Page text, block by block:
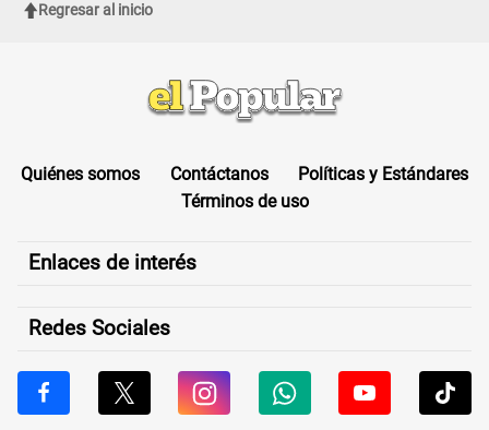
Regresar al inicio
Quiénes somos Contáctanos
Políticas y Estándares
Términos de uso
Enlaces de interés
Redes Sociales